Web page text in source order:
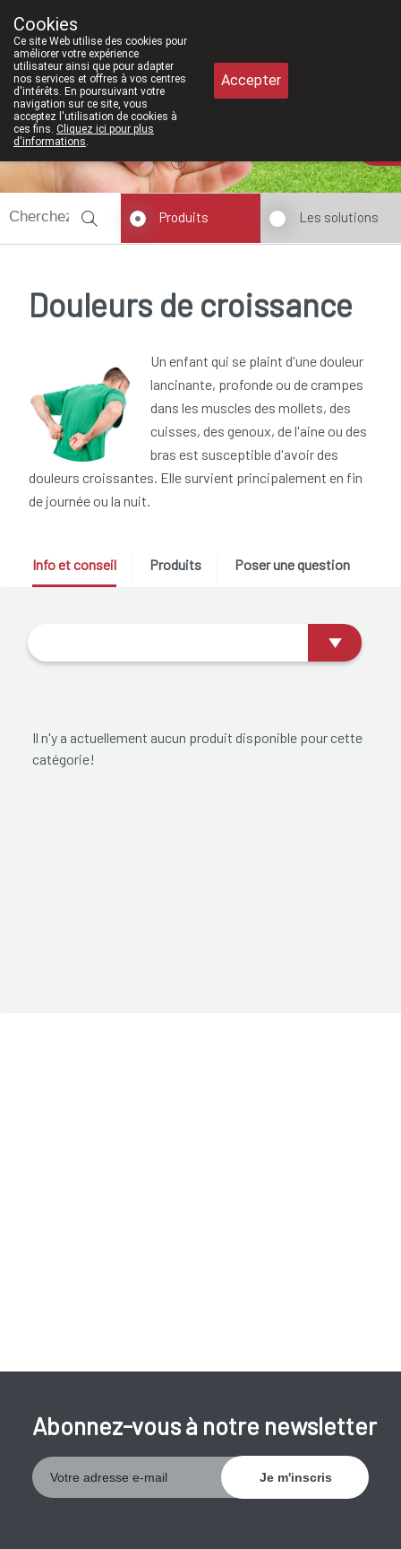
011/610300
Aujourd'hui A présent
Produits Les solutions
Douleurs de croissance
Un enfant qui se plaint d'une douleur
lancinante, profonde ou de crampes
dans les muscles des mollets, des
cuisses, des genoux, de l'aine ou des
bras est susceptible d'avoir des
douleurs croissantes. Elle survient principalement en fin
de journée ou la nuit.
Info et conseil Produits Poser une question
Il n'y a actuellement aucun produit disponible pour cette
catégorie!
Abonnez-vous à notre newsletter
Cookies
Ce site Web utilise des cookies pour
améliorer votre expérience
utilisateur ainsi que pour adapter
nos services et offres à vos centres
d'intérêts. En poursuivant votre
navigation sur ce site, vous
acceptez l'utilisation de cookies à
ces fins. Cliquez ici pour plus
d'informations.
Accepter